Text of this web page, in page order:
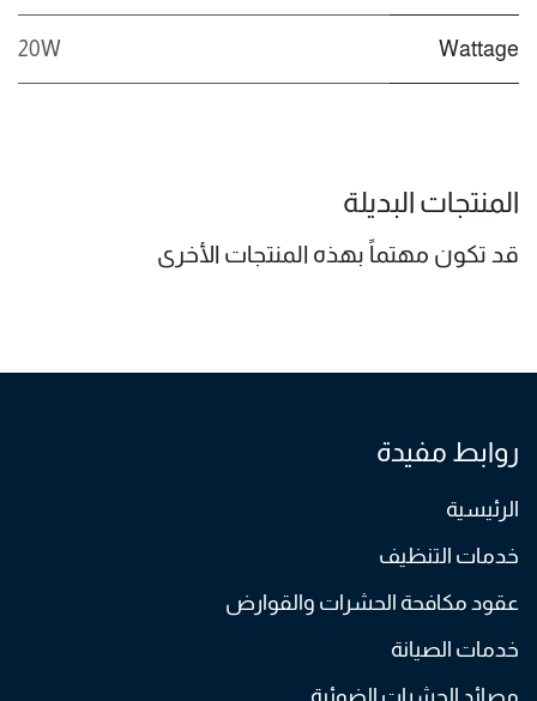
Wattage
20W
المنتجات البديلة
قد تكون مهتماً بهذه المنتجات الأخرى
روابط مفيدة
الرئيسية
خدمات التنظيف
عقود مكافحة الحشرات والقوارض
خدمات الصيانة